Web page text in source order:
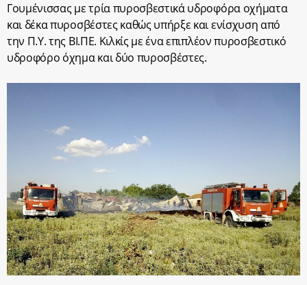
Γουμένισσας με τρία πυροσβεστικά υδροφόρα οχήματα
και δέκα πυροσβέστες καθώς υπήρξε και ενίσχυση από
την Π.Υ. της ΒΙ.ΠΕ. Κιλκίς με ένα επιπλέον πυροσβεστικό
υδροφόρο όχημα και δύο πυροσβέστες.